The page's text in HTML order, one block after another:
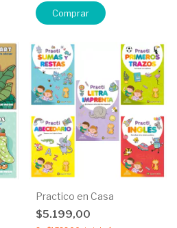
Comprar
Practico en Casa
$5.199,00